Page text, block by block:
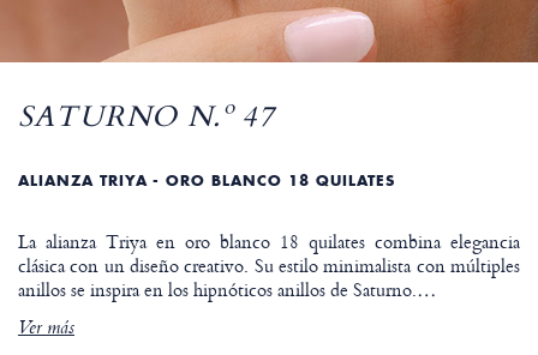
SATURNO N.º 47
ALIANZA TRIYA - ORO BLANCO 18 QUILATES
La alianza Triya en oro blanco 18 quilates combina elegancia
clásica con un diseño creativo. Su estilo minimalista con múltiples
anillos se inspira en los hipnóticos anillos de Saturno.…
Ver más